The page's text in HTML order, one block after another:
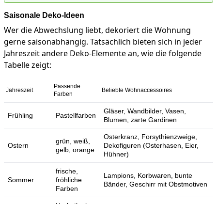
Saisonale Deko-Ideen
Wer die Abwechslung liebt, dekoriert die Wohnung
gerne saisonabhängig. Tatsächlich bieten sich in jeder
Jahreszeit andere Deko-Elemente an, wie die folgende
Tabelle zeigt:
Jahreszeit
Passende
Farben
Beliebte Wohnaccessoires
Frühling Pastellfarben
Gläser, Wandbilder, Vasen,
Blumen, zarte Gardinen
Ostern
grün, weiß,
gelb, orange
Osterkranz, Forsythienzweige,
Dekofiguren (Osterhasen, Eier,
Hühner)
Sommer
frische,
fröhliche
Farben
Lampions, Korbwaren, bunte
Bänder, Geschirr mit Obstmotiven